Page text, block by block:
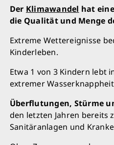
Der Klimawandel hat
die Qualität und Menge
Extreme Wettereignisse
Kinderleben.
Etwa 1 von 3 Kindern lebt
extremer
Überflutungen, Stürme
den letzten Jahren bereits
Sanitäranlagen und